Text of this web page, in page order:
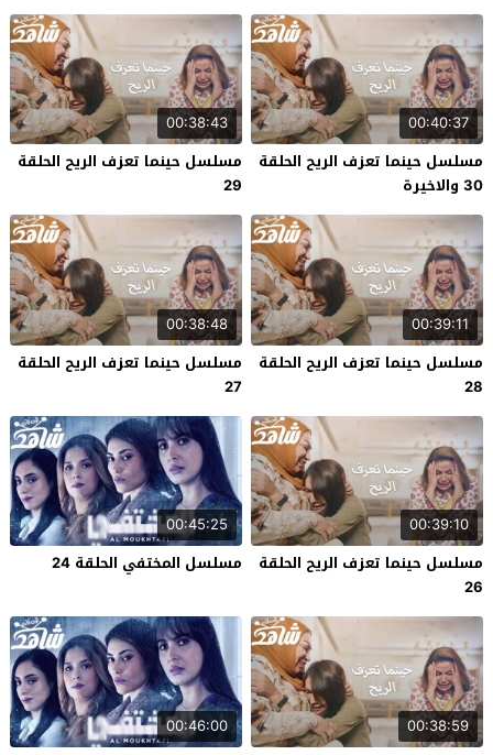
00:40:37
مسلسل حينما تعزف الريح الحلقة
30 والاخيرة
00:38:43
مسلسل حينما تعزف الريح الحلقة
29
00:39:11
مسلسل حينما تعزف الريح الحلقة
28
00:38:48
مسلسل حينما تعزف الريح الحلقة
27
00:39:10
مسلسل حينما تعزف الريح الحلقة
26
00:45:25
مسلسل المختفي الحلقة 24
00:38:59
00:46:00